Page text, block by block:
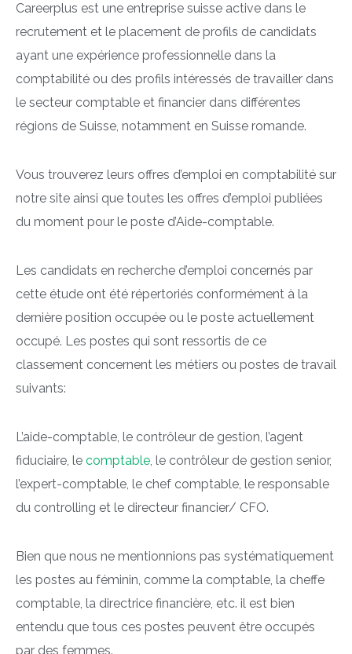
Careerplus est une entreprise suisse active dans le
recrutement et le placement de profils de candidats
ayant une expérience professionnelle dans la
comptabilité ou des profils intéressés de travailler dans
le secteur comptable et financier dans différentes
régions de Suisse, notamment en Suisse romande.
Vous trouverez leurs offres d’emploi en comptabilité sur
notre site ainsi que toutes les offres d’emploi publiées
du moment pour le poste d’Aide-comptable.
Les candidats en recherche d’emploi concernés par
cette étude ont été répertoriés conformément à la
dernière position occupée ou le poste actuellement
occupé. Les postes qui sont ressortis de ce
classement concernent les métiers ou postes de travail
suivants:
L’aide-comptable, le contrôleur de gestion, l’agent
fiduciaire, le comptable, le contrôleur de gestion senior,
l’expert-comptable, le chef comptable, le responsable
du controlling et le directeur financier/ CFO.
Bien que nous ne mentionnions pas systématiquement
les postes au féminin, comme la comptable, la cheffe
comptable, la directrice financière, etc. il est bien
entendu que tous ces postes peuvent être occupés
par des femmes.